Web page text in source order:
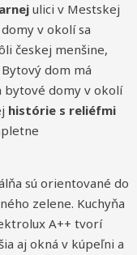
ulici v Mestskej
v okolí sa
českej menšine,
dom má
bytové domy v okolí
histórie s reliéfmi
sú orientované do
zelene. Kuchyňa
A++ tvorí
aj okná v kúpeľni a